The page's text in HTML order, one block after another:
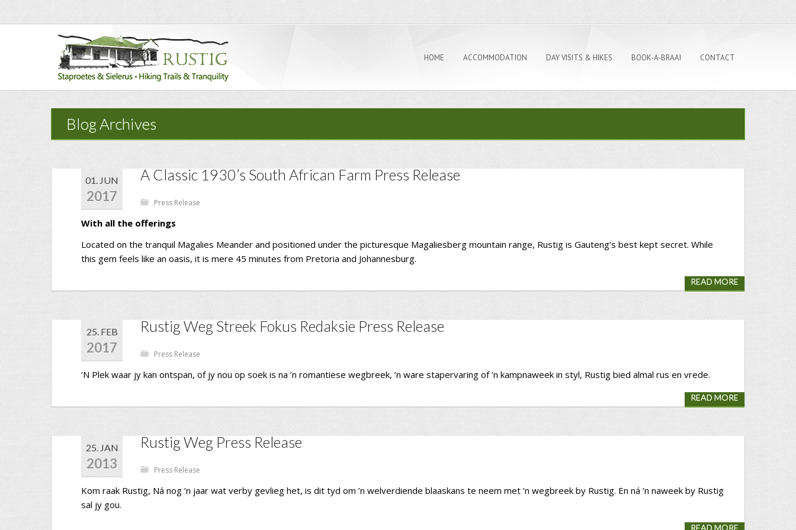
HOME ACCOMMODATION DAY VISITS & HIKES BOOK-A-BRAAI CONTACT
Blog Archives
01. JUN
2017
A Classic 1930’s South African Farm Press Release
📁 Press Release
With all the offerings
Located on the tranquil Magalies Meander and positioned under the picturesque Magaliesberg mountain range, Rustig is Gauteng’s best kept secret. While
this gem feels like an oasis, it is mere 45 minutes from Pretoria and Johannesburg.
READ MORE
25. FEB
2017
Rustig Weg Streek Fokus Redaksie Press Release
📁 Press Release
‘N Plek waar jy kan ontspan, of jy nou op soek is na ’n romantiese wegbreek, ’n ware stapervaring of ’n kampnaweek in styl, Rustig bied almal rus en vrede.
READ MORE
25. JAN
2013
Rustig Weg Press Release
📁 Press Release
Kom raak Rustig, Ná nog ’n jaar wat verby gevlieg het, is dit tyd om ’n welverdiende blaaskans te neem met ’n wegbreek by Rustig. En ná ’n naweek by Rustig
sal jy gou.
READ MORE